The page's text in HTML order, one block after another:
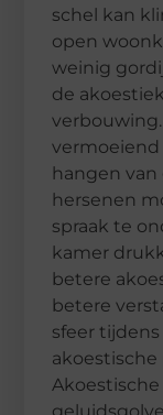
schel kan
open
weinig
de
vermoeiend
hangen
hersenen
spraak te
kamer
betere
betere
sfeer
akoestische